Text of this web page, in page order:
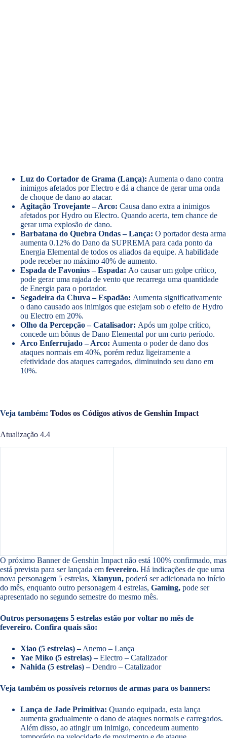
Luz do Cortador de Grama (Lança): Aumenta o dano contra
inimigos afetados por Electro e dá a chance de gerar uma onda
de choque de dano ao atacar.
Agitação Trovejante – Arco: Causa dano extra a inimigos
afetados por Hydro ou Electro. Quando acerta, tem chance de
gerar uma explosão de dano.
Barbatana do Quebra Ondas – Lança: O portador desta arma
aumenta 0.12% do Dano da SUPREMA para cada ponto da
Energia Elemental de todos os aliados da equipe. A habilidade
pode receber no máximo 40% de aumento.
Espada de Favonius – Espada: Ao causar um golpe crítico,
pode gerar uma rajada de vento que recarrega uma quantidade
de Energia para o portador.
Segadeira da Chuva – Espadão: Aumenta significativamente
o dano causado aos inimigos que estejam sob o efeito de Hydro
ou Electro em 20%.
Olho da Percepção – Catalisador: Após um golpe crítico,
concede um bônus de Dano Elemental por um curto período.
Arco Enferrujado – Arco: Aumenta o poder de dano dos
ataques normais em 40%, porém reduz ligeiramente a
efetividade dos ataques carregados, diminuindo seu dano em
10%.
Veja também: Todos os Códigos ativos de Genshin Impact
Atualização 4.4
O próximo Banner de Genshin Impact não está 100% confirmado, mas
está prevista para ser lançada em fevereiro. Há indicações de que uma
nova personagem 5 estrelas, Xianyun, poderá ser adicionada no início
do mês, enquanto outro personagem 4 estrelas, Gaming, pode ser
apresentado no segundo semestre do mesmo mês.
Outros personagens 5 estrelas estão por voltar no mês de
fevereiro. Confira quais são:
Xiao (5 estrelas) –Anemo – Lança
Yae Miko (5 estrelas) –Electro – Catalizador
Nahida (5 estrelas) –Dendro – Catalizador
Veja também os possíveis retornos de armas para os banners:
Lança de Jade Primitiva: Quando equipada, esta lança
aumenta gradualmente o dano de ataques normais e carregados.
Além disso, ao atingir um inimigo, concedeum aumento